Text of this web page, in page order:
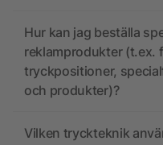
Hur kan jag beställa
reklamprodukter (t.ex.
tryckpositioner,
och produkter)?
Vilken tryckteknik